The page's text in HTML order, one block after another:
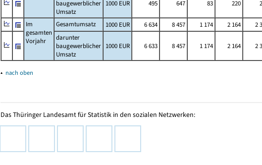
baugewerblicher
Umsatz
1000 EUR 495 647 83 220
Im
gesamten
Vorjahr
Gesamtumsatz 1000 EUR 6 634 8 457 1 174 2 164 2
darunter
baugewerblicher
Umsatz
1000 EUR 6 633 8 457 1 174 2 164 2
▴ nach oben
Das Thüringer Landesamt für Statistik in den sozialen Netzwerken: